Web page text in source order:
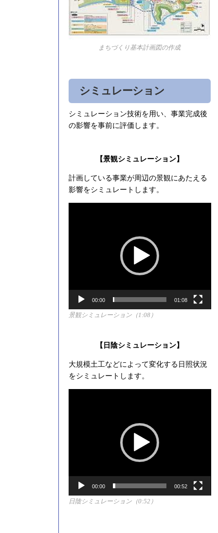
まちづくり基本計画図の作成
シミュレーション
シミュレーション技術を用い、事業完成後
の影響を事前に評価します。
【景観シミュレーション】
計画している事業が周辺の景観にあたえる
影響をシミュレートします。
00:00 01:08
景観シミュレーション（1:08）
【日陰シミュレーション】
大規模土工などによって変化する日照状況
をシミュレートします。
00:00 00:52
日陰シミュレーション（0:52）